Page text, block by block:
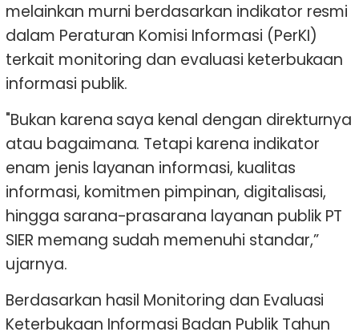
melainkan murni berdasarkan indikator resmi
dalam Peraturan Komisi Informasi (PerKI)
terkait monitoring dan evaluasi keterbukaan
informasi publik.
"Bukan karena saya kenal dengan direkturnya
atau bagaimana. Tetapi karena indikator
enam jenis layanan informasi, kualitas
informasi, komitmen pimpinan, digitalisasi,
hingga sarana-prasarana layanan publik PT
SIER memang sudah memenuhi standar,”
ujarnya.
Berdasarkan hasil Monitoring dan Evaluasi
Keterbukaan Informasi Badan Publik Tahun